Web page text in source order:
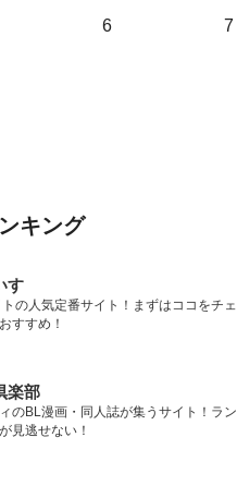
6 7
キング
す
の人気定番サイト！まずはココをチェ
すすめ！
楽部
のBL漫画・同人誌が集うサイト！ラン
見逃せない！